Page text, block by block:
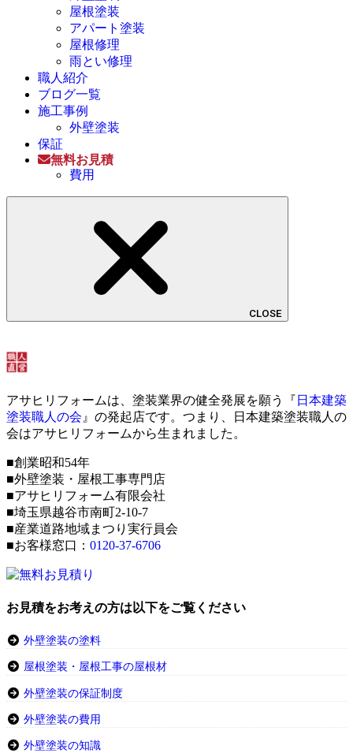
屋根塗装
アパート塗装
屋根修理
雨とい修理
職人紹介
ブログ一覧
施工事例
外壁塗装
保証
無料お見積
費用
CLOSE
アサヒリフォームは、塗装業界の健全発展を願う『 日本建築
塗装職人の会 』の発起店です。つまり、日本建築塗装職人の
会はアサヒリフォームから生まれました。
■創業昭和54年
■外壁塗装・屋根工事専門店
■アサヒリフォーム有限会社
■埼玉県越谷市南町2-10-7
■産業道路地域まつり実行員会
■お客様窓口： 0120-37-6706
お見積をお考えの方は以下をご覧ください
外壁塗装の塗料
屋根塗装・屋根工事の屋根材
外壁塗装の保証制度
外壁塗装の費用
外壁塗装の知識